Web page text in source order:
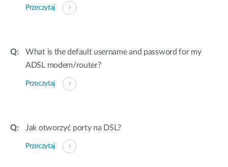
Przeczytaj
What is the default username and password for my
ADSL modem/router?
Przeczytaj
Jak otworzyć porty na DSL?
Przeczytaj